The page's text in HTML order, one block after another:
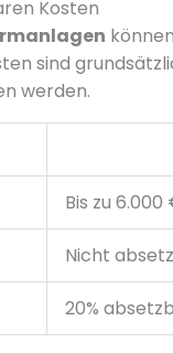
Kosten
sind
werden.
Bis zu
Nicht
20%